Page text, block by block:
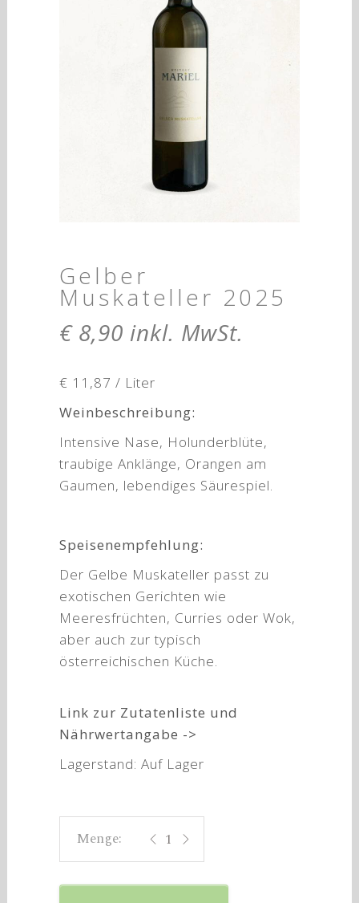
Gelber
Muskateller 2025
€8,90
€ 11,87 / Liter
Weinbeschreibung:
Intensive Nase, Holunderblüte,
traubige Anklänge, Orangen am
Gaumen, lebendiges Säurespiel.
Speisenempfehlung:
Der Gelbe Muskateller passt zu
exotischen Gerichten wie
Meeresfrüchten, Curries oder Wok,
aber auch zur typisch
österreichischen Küche.
Link zur Zutatenliste und
Nährwertangabe ->
Lagerstand: Auf Lager
Gelber Muskateller 2025 quantity